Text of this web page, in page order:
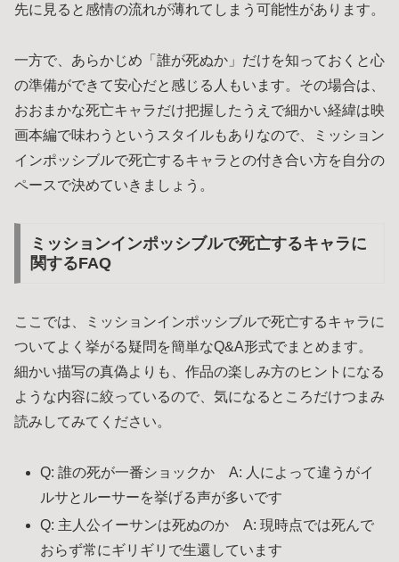
先に見ると感情の流れが薄れてしまう可能性があります。
一方で、あらかじめ「誰が死ぬか」だけを知っておくと心
の準備ができて安心だと感じる人もいます。その場合は、
おおまかな死亡キャラだけ把握したうえで細かい経緯は映
画本編で味わうというスタイルもありなので、ミッション
インポッシブルで死亡するキャラとの付き合い方を自分の
ペースで決めていきましょう。
ミッションインポッシブルで死亡するキャラに
関するFAQ
ここでは、ミッションインポッシブルで死亡するキャラに
ついてよく挙がる疑問を簡単なQ&A形式でまとめます。
細かい描写の真偽よりも、作品の楽しみ方のヒントになる
ような内容に絞っているので、気になるところだけつまみ
読みしてみてください。
Q: 誰の死が一番ショックか A: 人によって違うがイ
ルサとルーサーを挙げる声が多いです
Q: 主人公イーサンは死ぬのか A: 現時点では死んで
おらず常にギリギリで生還しています